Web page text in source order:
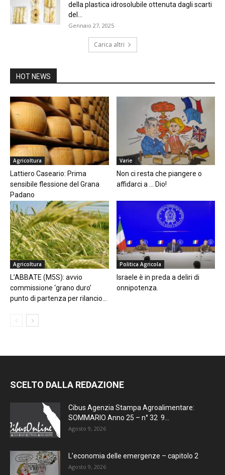
della plastica idrosolubile ottenuta dagli scarti
del...
Gennaio 27, 2025
Carica altri
HOT NEWS
Agricoltura
Lattiero Caseario: Prima
sensibile flessione del Grana
Padano
Varie
Non ci resta che piangere o
affidarci a … Dio!
Agricoltura
L’ABBATE (M5S): avvio
commissione ‘grano duro’
punto di partenza per rilancio...
Politica Agricola
Israele è in preda a deliri di
onnipotenza.
SCELTO DALLA REDAZIONE
Cibus Agenzia Stampa Agroalimentare:
SOMMARIO Anno 25 – n° 32 9...
Agosto 9, 2026
L’economia delle emergenze – capitolo 2
Agosto 9, 2026